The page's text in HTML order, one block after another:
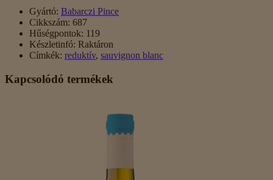
Gyártó: Babarczi Pince
Cikkszám: 687
Hűségpontok: 119
Készletinfó: Raktáron
Címkék: reduktív, sauvignon blanc
Kapcsolódó termékek